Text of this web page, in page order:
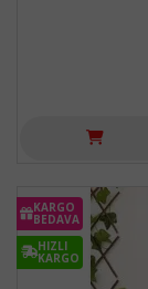
KARGO
BEDAVA
HIZLI
KARGO